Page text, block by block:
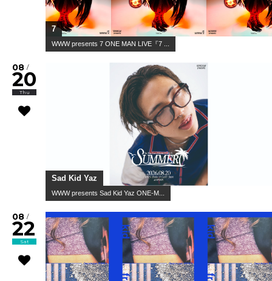
7
WWW presents 7 ONE MAN LIVE『7 ...
08 /
20
Thu
Sad Kid Yaz
WWW presents Sad Kid Yaz ONE-M...
08 /
22
Sat